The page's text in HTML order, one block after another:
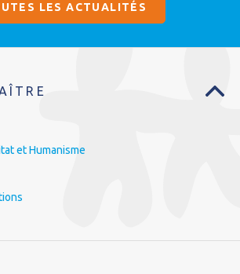
LES ACTUALITÉS
et Humanisme